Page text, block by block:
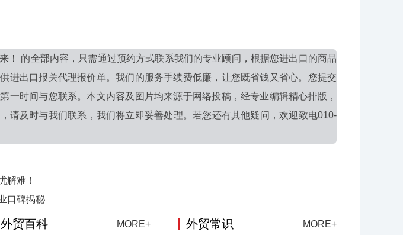
！ 的全部内容，只需通过预约方式联系我们的专业顾问，根据您进出口的商品
进出口报关代理报价单。我们的服务手续费低廉，让您既省钱又省心。您提交
一时间与您联系。本文内容及图片均来源于网络投稿，经专业编辑精心排版，
请及时与我们联系，我们将立即妥善处理。若您还有其他疑问，欢迎致电010-
解难！
口碑揭秘
外贸常识 MORE+
外贸百科 MORE+